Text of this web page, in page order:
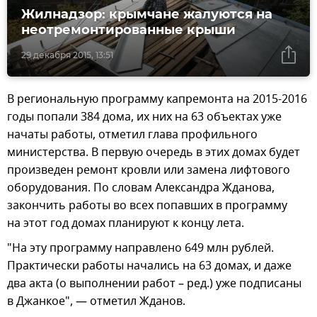
29 декабря 2015, 13:51
Жилнадзор: крымчане жалуются на
неотремонтированные крыши
В региональную программу капремонта на 2015-2016
годы попали 384 дома, их них на 63 объектах уже
начаты работы, отметил глава профильного
министерства. В первую очередь в этих домах будет
произведен ремонт кровли или замена лифтового
оборудования. По словам Александра Жданова,
закончить работы во всех попавших в программу
на этот год домах планируют к концу лета.
"На эту программу направлено 649 млн рублей.
Практически работы начались на 63 домах, и даже
два акта (о выполнении работ – ред.) уже подписаны
в Джанкое", — отметил Жданов.